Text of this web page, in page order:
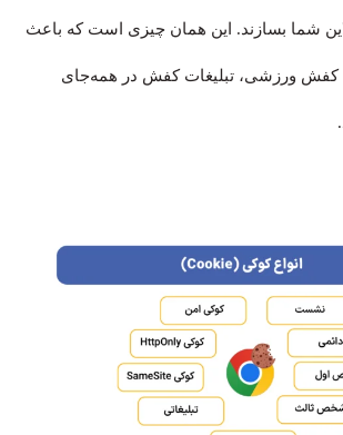
شما بسازند. این همان چیزی است که باعث
کفش ورزشی، تبلیغات کفش در همه‌جای